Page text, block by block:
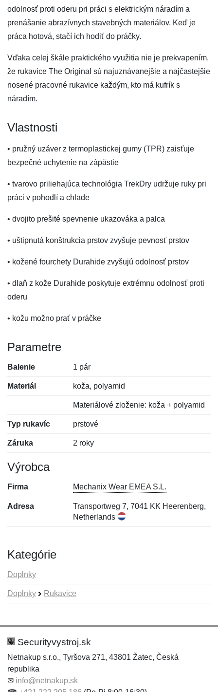
odolnosť proti oderu pri práci s elektrickým náradím a
prenášanie abrazívnych stavebných materiálov. Keď je
práca hotová, stačí ich hodiť do práčky.
Vďaka celej škále praktického využitia nie je prekvapením,
že rukavice The Original sú najuznávanejšie a najčastejšie
nosené pracovné rukavice každým, kto má kufrík s
náradím.
Vlastnosti
• pružný uzáver z termoplastickej gumy (TPR) zaisťuje
bezpečné uchytenie na zápästie
• tvarovo priliehajúca technológia TrekDry udržuje ruky pri
práci v pohodlí a chlade
• dvojito prešité spevnenie ukazováka a palca
• uštipnutá konštrukcia prstov zvyšuje pevnosť prstov
• kožené fourchety Durahide zvyšujú odolnosť prstov
• dlaň z kože Durahide poskytuje extrémnu odolnosť proti
oderu
• kožu možno prať v práčke
Parametre
Balenie 1 pár
Materiál koža, polyamid
Materiálové zloženie: koža + polyamid
Typ rukavíc prstové
Záruka 2 roky
Výrobca
Firma Mechanix Wear EMEA S.L.
Adresa
Transportweg 7, 7041 KK Heerenberg,
Netherlands
Kategórie
Doplnky
Doplnky Rukavice
Hodnotenie:
Meno:*
Meno:
E-mail:*
Securityvystroj.sk
Netnakup s.r.o., Tyršova 271, 43801 Žatec, Česká
republika
✉ info@netnakup.sk